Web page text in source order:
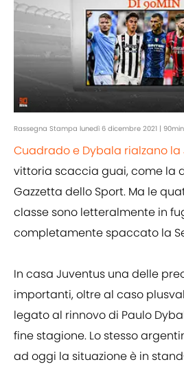
Rassegna Stampa lunedì 6 dicembre 2021 |
Cuadrado e Dybala rialzano la
vittoria scaccia guai, come la
Gazzetta dello Sport. Ma le
classe sono letteralmente in
completamente spaccato la
In casa Juventus una delle
importanti, oltre al caso
legato al rinnovo di Paulo
fine stagione. Lo stesso
ad oggi la situazione è in